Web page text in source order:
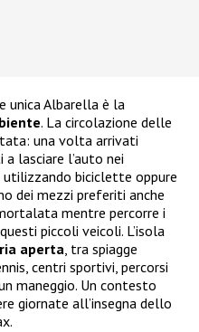
unica Albarella è la
. La circolazione delle
una volta arrivati
lasciare l’auto nei
utilizzando biciclette oppure
dei mezzi preferiti anche
mentre percorre i
piccoli veicoli. L’isola
aperta, tra spiagge
centri sportivi, percorsi
maneggio. Un contesto
giornate all’insegna dello